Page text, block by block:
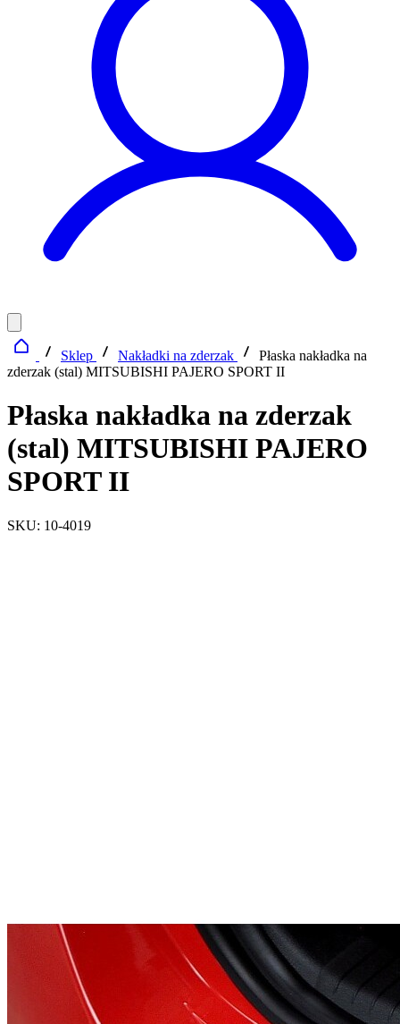
Sklep Nakładki na zderzak
Płaska nakładka na
zderzak (stal) MITSUBISHI PAJERO SPORT II
Płaska nakładka na zderzak
(stal) MITSUBISHI PAJERO
SPORT II
SKU: 10-4019